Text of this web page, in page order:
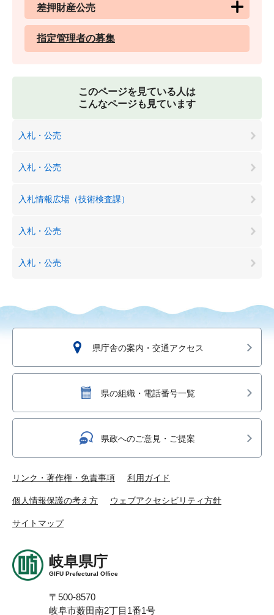
差押財産公売
指定管理者の募集
このページを見ている人は
こんなページも見ています
入札・公売
入札・公売
入札情報広場（技術検査課）
入札・公売
入札・公売
県庁舎の案内・交通アクセス
県の組織・電話番号一覧
県政へのご意見・ご提案
リンク・著作権・免責事項 利用ガイド
個人情報保護の考え方 ウェブアクセシビリティ方針
サイトマップ
岐阜県庁
GIFU Prefectural Office
〒500-8570
岐阜市薮田南2丁目1番1号